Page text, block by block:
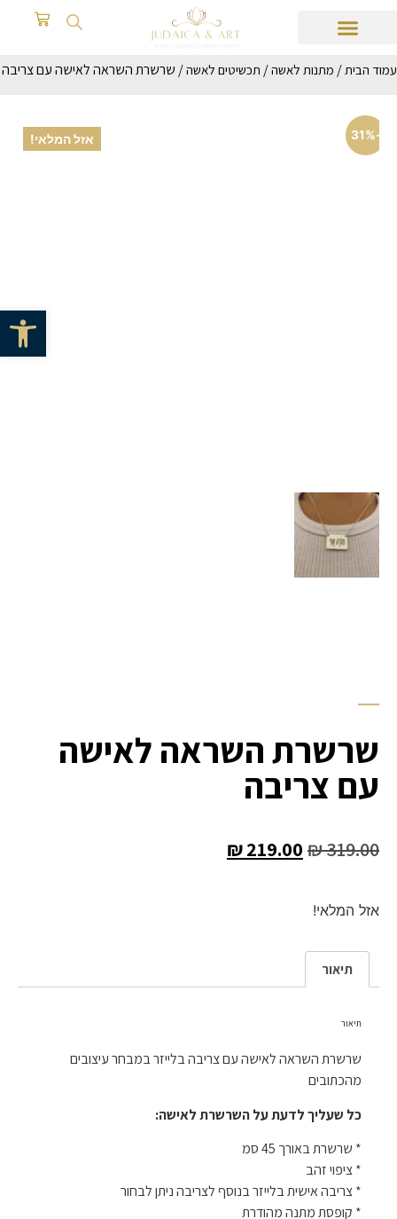
פתח
עמוד הבית/ מתנות לאשה/ תכשיטים לאשה/ שרשרת השראה לאישה עם צריבה
אזל המלאי! -31%
שרשרת השראה לאישה
עם צריבה
₪319.00
₪219.00
אזל המלאי!
תיאור
תיאור
שרשרת השראה לאישה עם צריבה בלייזר במבחר עיצובים
מהכתובים
כל שעליך לדעת על השרשרת לאישה:
* שרשרת באורך 45 סמ
* ציפוי זהב
* צריבה אישית בלייזר בנוסף לצריבה ניתן לבחור
* קופסת מתנה מהודרת